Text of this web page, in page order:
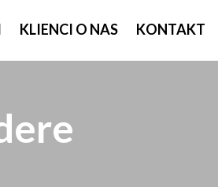
KLIENCI O NAS KONTAKT